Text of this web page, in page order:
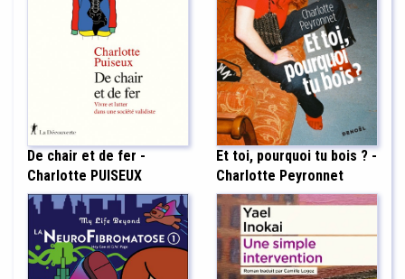
De chair et de fer -
Charlotte PUISEUX
Et toi, pourquoi tu bois ? -
Charlotte Peyronnet